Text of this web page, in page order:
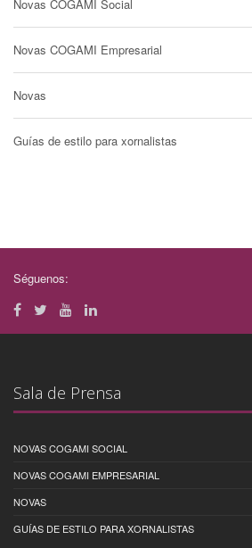
Novas COGAMI Social
Novas COGAMI Empresarial
Novas
Guías de estilo para xornalistas
Séguenos:
Sala de Prensa
NOVAS COGAMI SOCIAL
NOVAS COGAMI EMPRESARIAL
NOVAS
GUÍAS DE ESTILO PARA XORNALISTAS